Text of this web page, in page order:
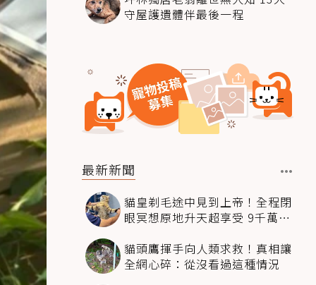
守屋護遺體伴最後一程
最新新聞
貓皇剃毛途中見到上帝！全程閉
眼冥想原地升天超享受 9千萬人
貓頭鷹揮手向人類求救！真相讓
全網心碎：從沒看過這種情況